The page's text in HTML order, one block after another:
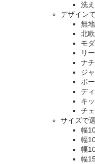
洗
デザイン
無
北
モ
リ
ナ
ジ
ボ
デ
キ
チ
サイズで
幅
幅
幅
幅